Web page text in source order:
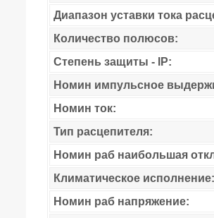
Диапазон уставки тока
Количество полюсов:
Степень защиты - IP:
Номин импульсное
Номин ток:
Тип расцепителя:
Номин раб наибольшая
Климатическое исполнение:
Номин раб напряжение: